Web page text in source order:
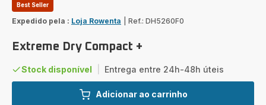
Best Seller
Expedido pela : Loja Rowenta Ref.: DH5260F0
Extreme Dry Compact +
Stock disponível Entrega entre 24h-48h úteis
Adicionar ao carrinho